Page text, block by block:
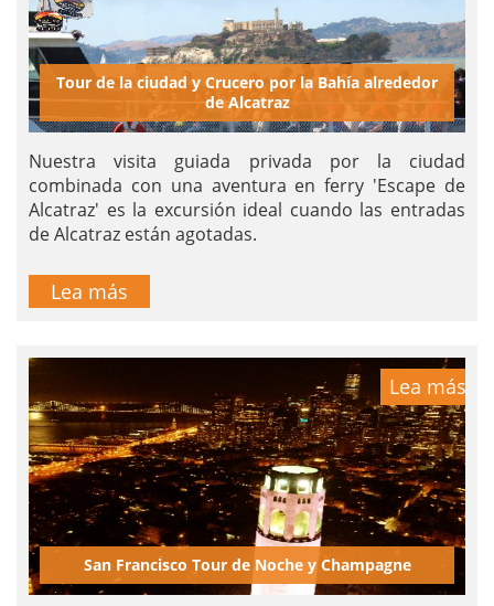
Tour de la ciudad y Crucero por la Bahía alrededor
de Alcatraz
Nuestra visita guiada privada por la ciudad
combinada con una aventura en ferry 'Escape de
Alcatraz' es la excursión ideal cuando las entradas
de Alcatraz están agotadas.
Lea más
Lea más
San Francisco Tour de Noche y Champagne